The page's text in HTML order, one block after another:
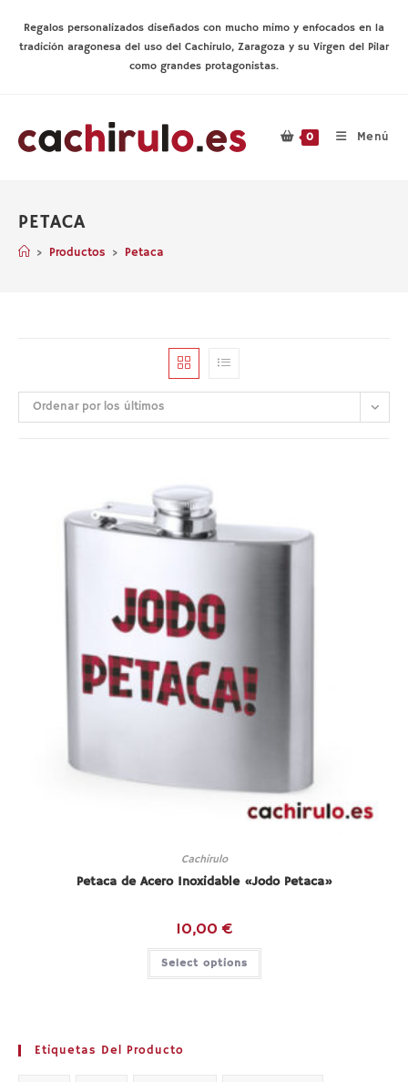
contenido
Regalos personalizados diseñados con mucho mimo y enfocados en la
tradición aragonesa del uso del Cachirulo, Zaragoza y su Virgen del Pilar
como grandes protagonistas.
0 Menú
PETACA
> Productos > Petaca
Ordenar por los últimos
Cachirulo
Petaca de Acero Inoxidable «Jodo Petaca»
10,00 €
Select options
Etiquetas Del Producto